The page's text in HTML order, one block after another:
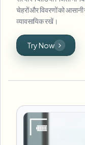
चेहरों और विवरणों को
व्यावसायिक रखें।
Try Now